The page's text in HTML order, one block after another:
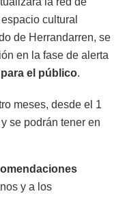
cultural
de Herrandarren, se
en la fase de alerta
el público.
meses, desde el 1
se podrán tener en
y a los